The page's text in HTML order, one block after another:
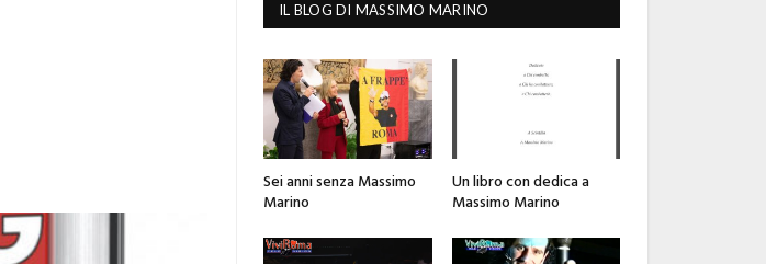
IL BLOG DI MASSIMO MARINO
Sei anni senza Massimo
Marino
Un libro con dedica a
Massimo Marino